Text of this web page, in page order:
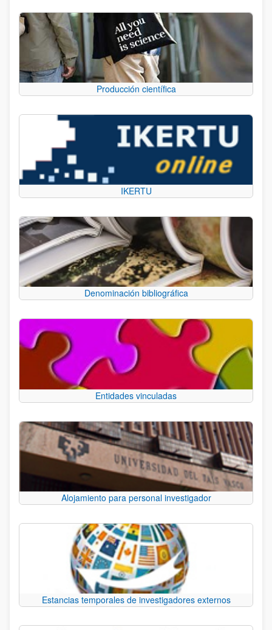
Producción científica
IKERTU
Denominación bibliográfica
Entidades vinculadas
Alojamiento para personal investigador
Estancias temporales de investigadores externos